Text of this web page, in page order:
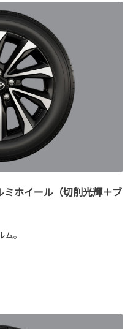
ホイール（切削光輝＋ブ
。